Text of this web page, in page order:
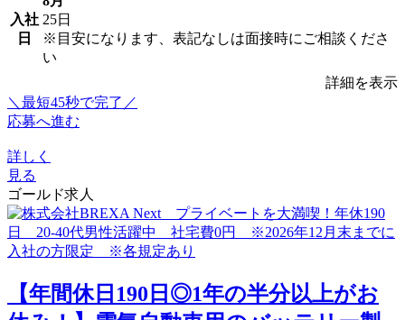
入社
日
25日
※目安になります、表記なしは面接時にご相談くださ
い
詳細を表示
＼最短45秒で完了／
応募へ進む
詳しく
見る
ゴールド求人
【年間休日190日◎1年の半分以上がお